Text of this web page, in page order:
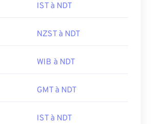
IST à NDT
NZST à NDT
WIB à NDT
GMT à NDT
IST à NDT